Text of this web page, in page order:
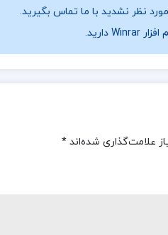
نظر نشدید با ما تماس بگیرید.
علامت‌گذاری شده‌اند *